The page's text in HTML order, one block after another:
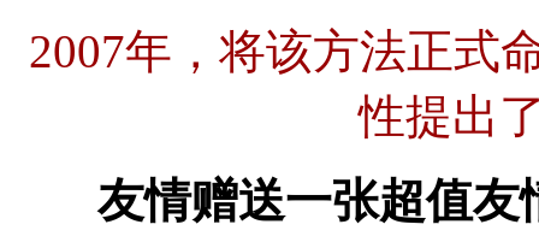
2007年，将该方法正式
性提出
友情赠送一张超值友